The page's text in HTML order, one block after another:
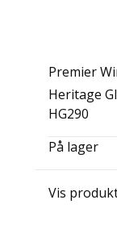
Premier
Heritage
HG290
På lager
Vis